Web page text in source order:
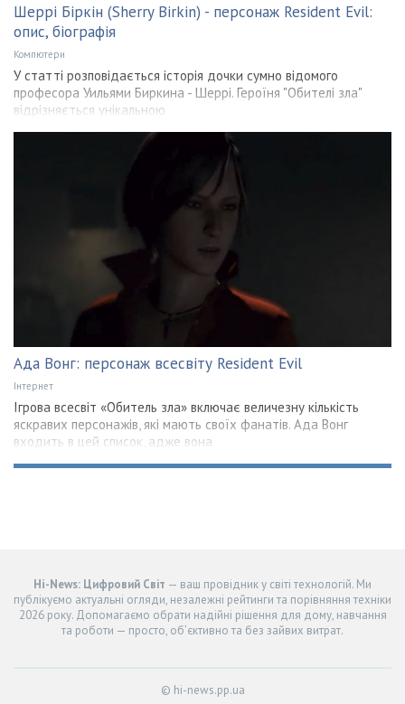
Шеррі Біркін (Sherry Birkin) - персонаж Resident Evil:
опис, біографія
Компютери
У статті розповідається історія дочки сумно відомого
професора Уильями Биркина - Шеррі. Героїня "Обителі зла"
відрізняється унікальною
Ада Вонг: персонаж всесвіту Resident Evil
Інтернет
Ігрова всесвіт «Обитель зла» включає величезну кількість
яскравих персонажів, які мають своїх фанатів. Ада Вонг
входить в цей список, адже вона
Hi-News: Цифровий Світ — ваш провідник у світі технологій. Ми
публікуємо актуальні огляди, незалежні рейтинги та порівняння техніки
2026 року. Допомагаємо обрати надійні рішення для дому, навчання
та роботи — просто, об’єктивно та без зайвих витрат.
© hi-news.pp.ua